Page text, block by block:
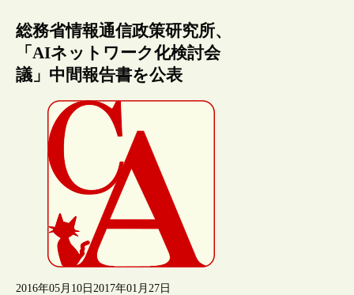
総務省情報通信政策研究所、
「AIネットワーク化検討会
議」中間報告書を公表
2016年05月10日 2017年01月27日